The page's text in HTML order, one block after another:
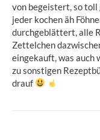
von begeistert, so toll
jeder kochen äh
durchgeblättert, alle
Zettelchen
eingekauft, was auch
zu sonstigen
drauf